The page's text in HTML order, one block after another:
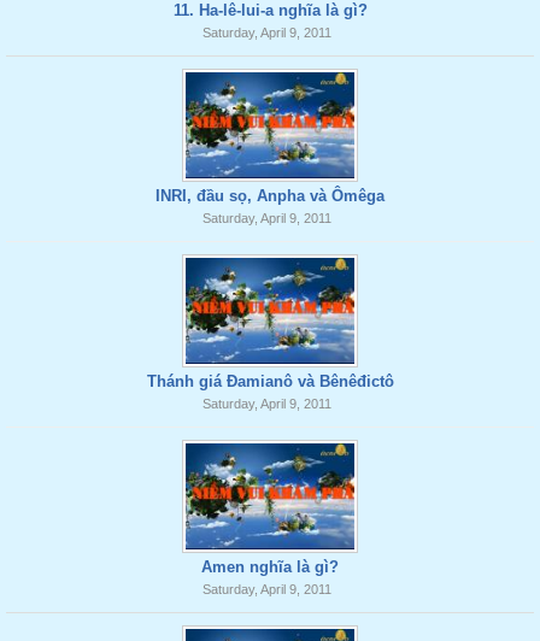
11. Ha-lê-lui-a nghĩa là gì?
Saturday, April 9, 2011
INRI, đầu sọ, Anpha và Ômêga
Saturday, April 9, 2011
Thánh giá Đamianô và Bênêđictô
Saturday, April 9, 2011
Amen nghĩa là gì?
Saturday, April 9, 2011